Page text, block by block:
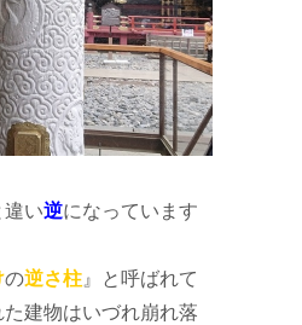
違い逆になっています
の逆さ柱 』と呼ばれて
建物はいづれ崩れ落